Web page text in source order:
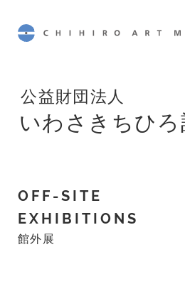
公益財団法人
いわさきちひ
OFF-SITE
EXHIBITIONS
館外展